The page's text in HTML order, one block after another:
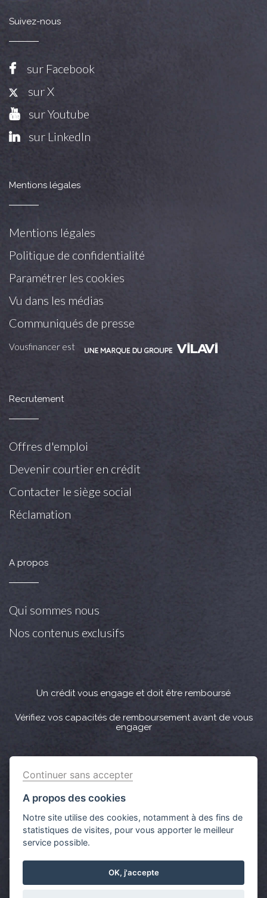
Suivez-nous
sur Facebook
sur X
sur Youtube
sur LinkedIn
Mentions légales
Mentions légales
Politique de confidentialité
Paramétrer les cookies
Vu dans les médias
Communiqués de presse
Vousfinancer est
Recrutement
Offres d'emploi
Devenir courtier en crédit
Contacter le siège social
Réclamation
A propos
Qui sommes nous
Nos contenus exclusifs
Un crédit vous engage et doit être remboursé
Vérifiez vos capacités de remboursement avant de vous
engager
Crédit immobilier : Vous bénéficiez d’un délai légal de
réflexion de 10 jours. Lorsque la vente est subordonnée à
l'obtention d’un prêt et si celui-ci n’est pas obtenu, le
vendeur doit rembourser les sommes versées par
l'acquéreur.
Aucun versement de quelque nature que ce soit ne peut
être exigé d’un particulier avant l’obtention d’un ou
plusieurs prêts d'argent.
Continuer sans accepter
A propos des cookies
Notre site utilise des cookies, notamment à des fins de
statistiques de visites, pour vous apporter le meilleur
service possible.
OK, j'accepte